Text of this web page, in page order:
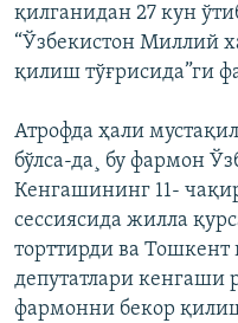
қилганидан 27 кун
“Ўзбекистон Миллий
қилиш тўғрисида”ги
Атрофда ҳали
бўлса-да¸ бу фармон
Кенгашининг 11-
сессиясида жилла
торттирди ва
депутатлари кенгаши
фармонни бекор